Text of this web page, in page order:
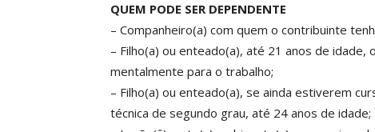
QUEM PODE SER DEPENDENTE
– Companheiro(a) com quem o contribuinte
– Filho(a) ou enteado(a), até 21 anos de idade,
mentalmente para o trabalho;
– Filho(a) ou enteado(a), se ainda estiverem
técnica de segundo grau, até 24 anos de idade;